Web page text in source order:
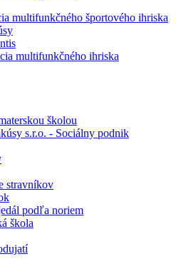
multifunkčného športového ihriska
multifunkčného ihriska
školou
s.r.o. - Sociálny podnik
stravníkov
podľa noriem
škola